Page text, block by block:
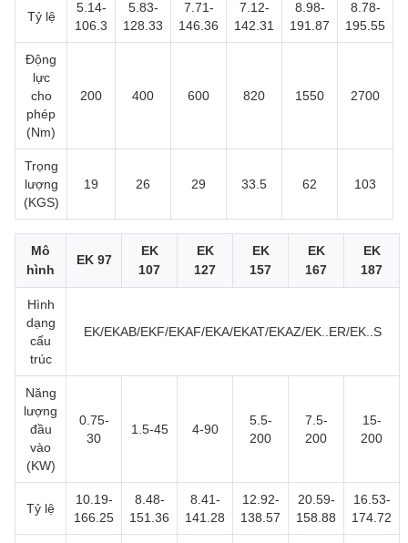
Tỷ lệ
5.14-
106.3
5.83-
128.33
7.71-
146.36
7.12-
142.31
8.98-
191.87
8.78-
195.55
Động
lực
cho
phép
(Nm)
200 400 600 820 1550 2700
Trọng
lượng
(KGS)
19 26 29 33.5 62 103
Mô
hình
EK 97
EK
107
EK
127
EK
157
EK
167
EK
187
Hình
dạng
cấu
trúc
EK/EKAB/EKF/EKAF/EKA/EKAT/EKAZ/EK..ER/EK..S
Năng
lượng
đầu
vào
(KW)
0.75-
30
1.5-45 4-90
5.5-
200
7.5-
200
15-
200
Tỷ lệ
10.19-
166.25
8.48-
151.36
8.41-
141.28
12.92-
138.57
20.59-
158.88
16.53-
174.72